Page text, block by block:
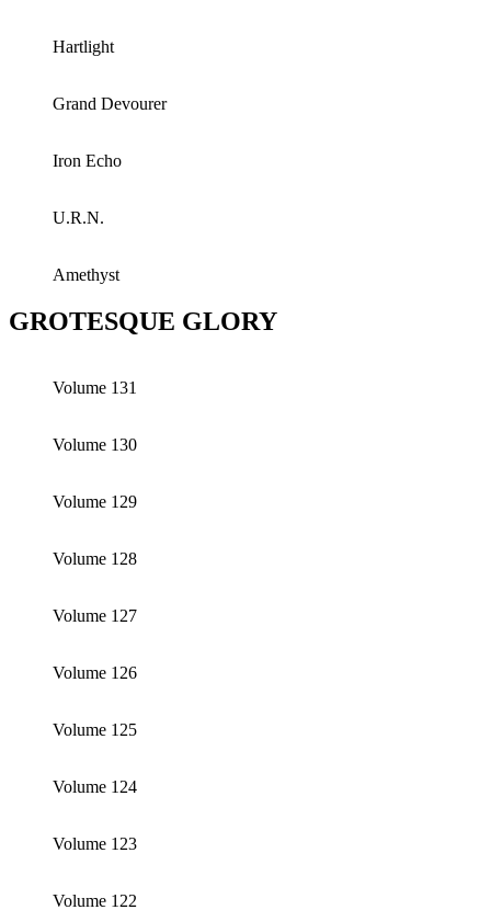
Hartlight
Grand Devourer
Iron Echo
U.R.N.
Amethyst
GROTESQUE GLORY
Volume 131
Volume 130
Volume 129
Volume 128
Volume 127
Volume 126
Volume 125
Volume 124
Volume 123
Volume 122